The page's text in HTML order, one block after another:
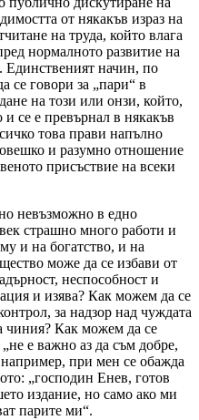
от някакъв израз на
на труда, който влага
нормалното развитие на
Единственият начин, по
се говори за „пари“ в
на този или онзи, който,
и се е превърнал в някакъв
това прави напълно
и разумно отношение
присъствие на всеки
невъзможно в едно
страшно много работи и
и на богатство, и на
може да се избави от
неспособност и
и изява? Как можем да се
за надзор над чуждата
чиния? Как можем да се
е важно аз да съм добре,
при мен се обажда
„господин Енев, готов
издание, но само ако ми
парите ми“.